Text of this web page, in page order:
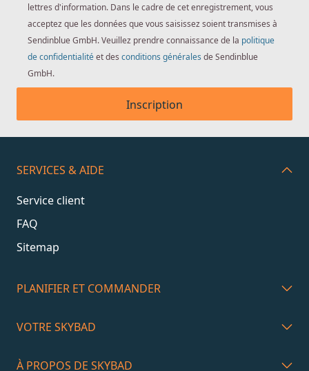
lettres d'information. Dans le cadre de cet enregistrement, vous
acceptez que les données que vous saisissez soient transmises à
Sendinblue GmbH. Veuillez prendre connaissance de la politique
de confidentialitéet des conditions générales de Sendinblue
GmbH.
Inscription
SERVICES & AIDE
Service client
FAQ
Sitemap
PLANIFIER ET COMMANDER
VOTRE SKYBAD
À PROPOS DE SKYBAD